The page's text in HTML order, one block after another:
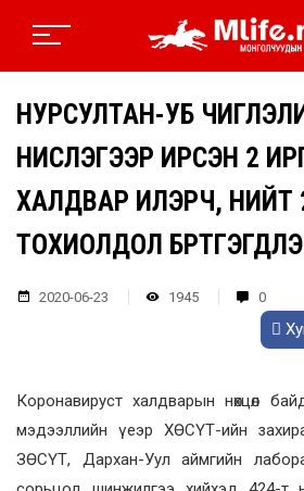
НУРСУЛТАН-УБ
НИСЛЭГЭЭР ИРСЭН 2
ХАЛДВАР ИЛЭРЧ, НИЙТ
ТОХИОЛДОЛ
2020-06-23 1945 0
Коронавируст халдварын нөхцөл
мэдээллийн үеэр ХӨСҮТ-ийн
ЗӨСҮТ, Дархан-Уул аймгийн